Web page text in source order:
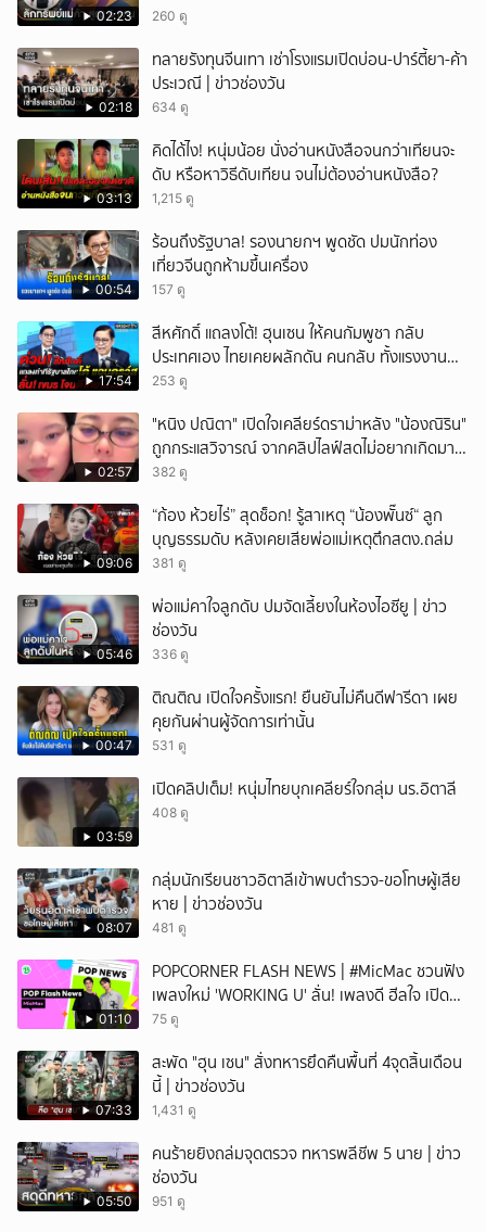
02:23 260 ดู
02:18
ทลายรังทุนจีนเทา เช่าโรงแรมเปิดบ่อน-ปาร์ตี้ยา-ค้า
ประเวณี | ข่าวช่องวัน
634 ดู
03:13
คิดได้ไง! หนุ่มน้อย นั่งอ่านหนังสือจนกว่าเทียนจะ
ดับ หรือหาวิธีดับเทียน จนไม่ต้องอ่านหนังสือ?
1,215 ดู
00:54
ร้อนถึงรัฐบาล! รองนายกฯ พูดชัด ปมนักท่อง
เที่ยวจีนถูกห้ามขึ้นเครื่อง
157 ดู
17:54
สีหศักดิ์ แถลงโต้! ฮุนเซน ให้คนกัมพูชา กลับ
ประเทศเอง ไทยเคยผลักดัน คนกลับ ทั้งแรงงาน
ถูก-ผิดกฎหมาย
253 ดู
02:57
"หนิง ปณิตา" เปิดใจเคลียร์ดราม่าหลัง "น้องณิริน"
ถูกกระแสวิจารณ์ จากคลิปไลฟ์สดไม่อยากเกิดมา
หน้าเหมือนพ่อ
382 ดู
09:06
“ก้อง ห้วยไร่” สุดช็อก! รู้สาเหตุ “น้องพั๊นซ์“ ลูก
บุญธรรมดับ หลังเคยเสียพ่อแม่เหตุตึกสตง.ถล่ม
381 ดู
05:46
พ่อแม่คาใจลูกดับ ปมจัดเลี้ยงในห้องไอซียู | ข่าว
ช่องวัน
336 ดู
00:47
ติณติณ เปิดใจครั้งแรก! ยืนยันไม่คืนดีฟารีดา เผย
คุยกันผ่านผู้จัดการเท่านั้น
531 ดู
03:59
เปิดคลิปเต็ม! หนุ่มไทยบุกเคลียร์ใจกลุ่ม นร.อิตาลี
408 ดู
08:07
กลุ่มนักเรียนชาวอิตาลีเข้าพบตำรวจ-ขอโทษผู้เสีย
หาย | ข่าวช่องวัน
481 ดู
01:10
POPCORNER FLASH NEWS | #MicMac ชวนฟัง
เพลงใหม่ 'WORKING U' ลั่น! เพลงดี ฮีลใจ เปิด
ฟังได้ทุกสถานการณ์
75 ดู
07:33
สะพัด "ฮุน เซน" สั่งทหารยึดคืนพื้นที่ 4จุดสิ้นเดือน
นี้ | ข่าวช่องวัน
1,431 ดู
05:50
คนร้ายยิงถล่มจุดตรวจ ทหารพลีชีพ 5 นาย | ข่าว
ช่องวัน
951 ดู
ยกเลิก